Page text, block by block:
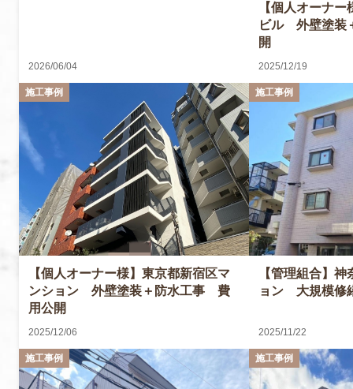
2026/06/04
【個人オーナ
ビル 外壁塗装
開
2025/12/19
【個人オーナー様】東京都新宿区マ
ンション 外壁塗装＋防水工事 費
用公開
2025/12/06
【管理組合】
ョン 大規模修
2025/11/22